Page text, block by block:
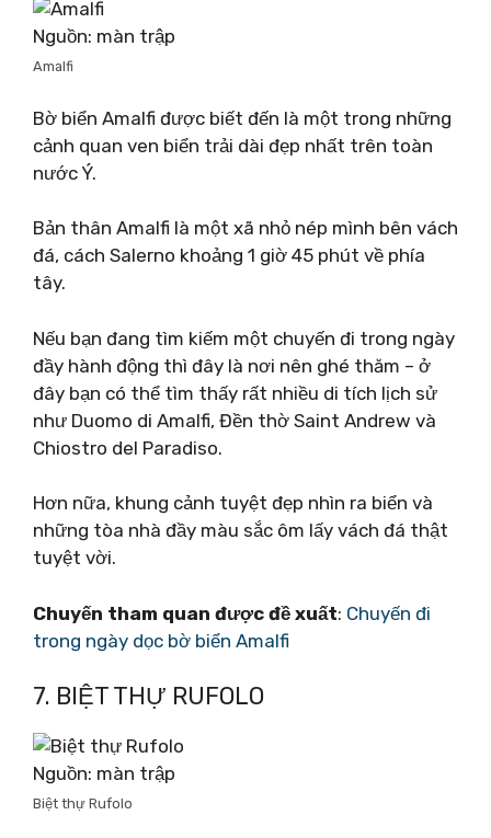
Nguồn: màn trập
Amalfi
Bờ biển Amalfi được biết đến là một trong những
cảnh quan ven biển trải dài đẹp nhất trên toàn
nước Ý.
Bản thân Amalfi là một xã nhỏ nép mình bên vách
đá, cách Salerno khoảng 1 giờ 45 phút về phía
tây.
Nếu bạn đang tìm kiếm một chuyến đi trong ngày
đầy hành động thì đây là nơi nên ghé thăm – ở
đây bạn có thể tìm thấy rất nhiều di tích lịch sử
như Duomo di Amalfi, Đền thờ Saint Andrew và
Chiostro del Paradiso.
Hơn nữa, khung cảnh tuyệt đẹp nhìn ra biển và
những tòa nhà đầy màu sắc ôm lấy vách đá thật
tuyệt vời.
Chuyến tham quan được đề xuất: Chuyến đi
trong ngày dọc bờ biển Amalfi
7. BIỆT THỰ RUFOLO
Nguồn: màn trập
Biệt thự Rufolo